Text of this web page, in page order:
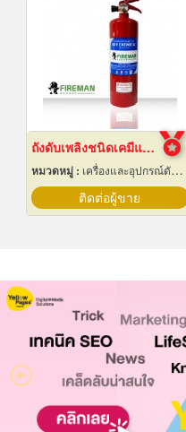
ถังดับเพลิงชนิดเคมีแห้ง สำหรับติดรถยนต์
หมวดหมู่ : เครื่องและอุปกรณ์ดับเพลิง
ติดต่อผู้ขาย